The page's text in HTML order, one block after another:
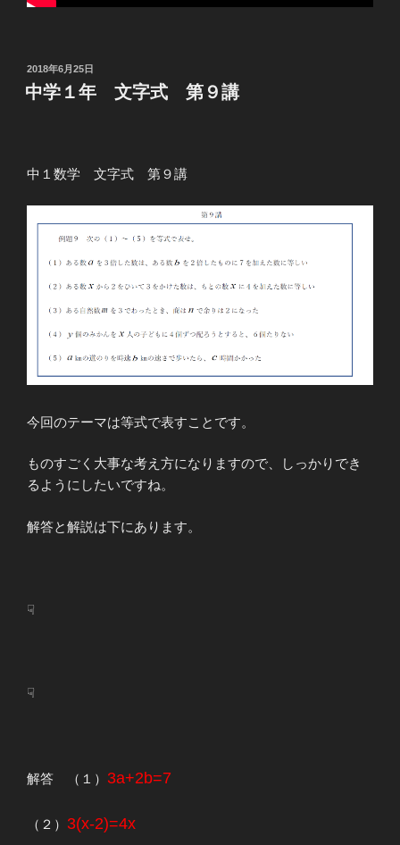
投
稿
日:
2018年6月25日
中学１年 文字式 第９講
中１数学 文字式 第９講
今回のテーマは等式で表すことです。
ものすごく大事な考え方になりますので、しっかりでき
るようにしたいですね。
解答と解説は下にあります。
☟
☟
解答 （１） 3a+2b=7
（２） 3(x-2)=4x